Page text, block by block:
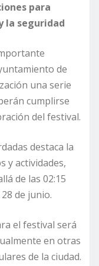
para
la seguridad
de
una serie
cumplirse
del festival.
destaca la
y actividades,
de las 02:15
de junio.
el festival será
en otras
de la ciudad.